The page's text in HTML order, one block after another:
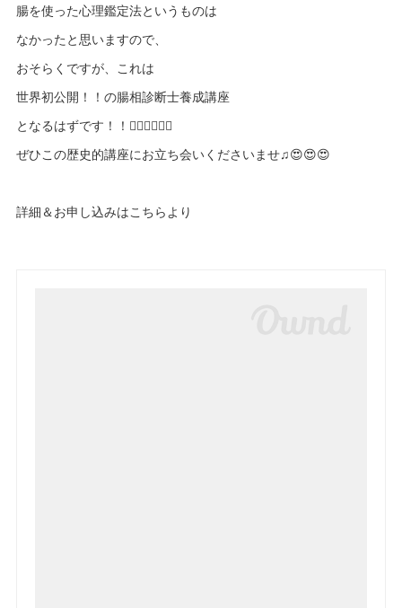
腸を使った心理鑑定法というものは
なかったと思いますので、
おそらくですが、これは
世界初公開！！の腸相診断士養成講座
となるはずです！！✌🏻✌🏻✌🏻
ぜひこの歴史的講座にお立ち会いくださいませ♫😍😍😍
詳細＆お申し込みはこちらより